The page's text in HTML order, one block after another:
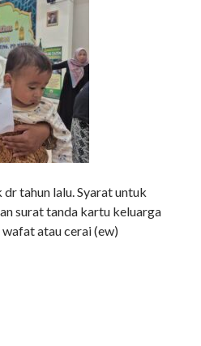
tahun lalu. Syarat untuk
surat tanda kartu keluarga
atau cerai (ew)